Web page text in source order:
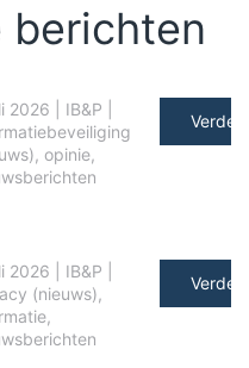
berichten
2026 IB&P
, opinie,
Verder
2026 IB&P
(nieuws),
,
Verder